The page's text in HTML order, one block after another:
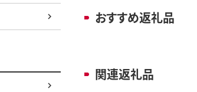
おすすめ返礼品
関連返礼品